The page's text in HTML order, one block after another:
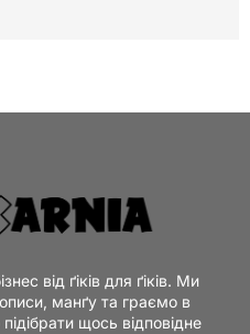
від ґіків для ґіків. Ми
манґу та граємо в
щось відповідне